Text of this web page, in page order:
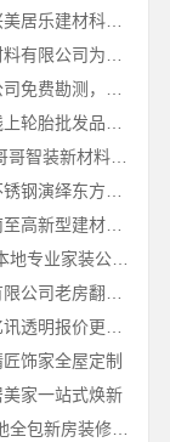
嘉兴周边专业旧房改造案例，嘉兴美居乐建材科技有限公司
工业园区家装儿童房环保 苏州兔哥哥智装新材料有限公司
昆明全包装修设计全包价格，云南至高新型建材有限公司
嘉兴绿色之家建材科技有限公司-本地专业家装公司高端
饰家全屋定制
家一站式焕新
苏州百年豪庭新材料有限公司-本地全包新房装修报价